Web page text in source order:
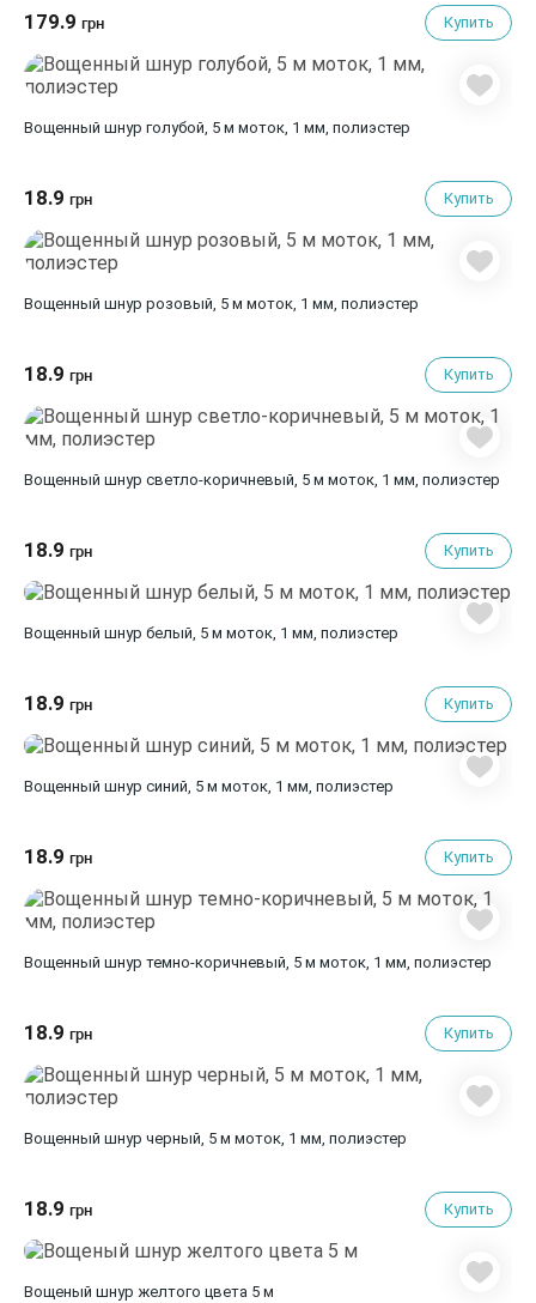
179.9 грн Купить
Вощенный шнур голубой, 5 м моток, 1 мм, полиэстер
18.9 грн Купить
Вощенный шнур розовый, 5 м моток, 1 мм, полиэстер
18.9 грн Купить
Вощенный шнур светло-коричневый, 5 м моток, 1 мм, полиэстер
18.9 грн Купить
Вощенный шнур белый, 5 м моток, 1 мм, полиэстер
18.9 грн Купить
Вощенный шнур синий, 5 м моток, 1 мм, полиэстер
18.9 грн Купить
Вощенный шнур темно-коричневый, 5 м моток, 1 мм, полиэстер
18.9 грн Купить
Вощенный шнур черный, 5 м моток, 1 мм, полиэстер
18.9 грн Купить
Вощеный шнур желтого цвета 5 м